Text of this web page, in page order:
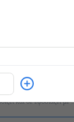
υγιεινά υλικά όπως
το οποίο σε